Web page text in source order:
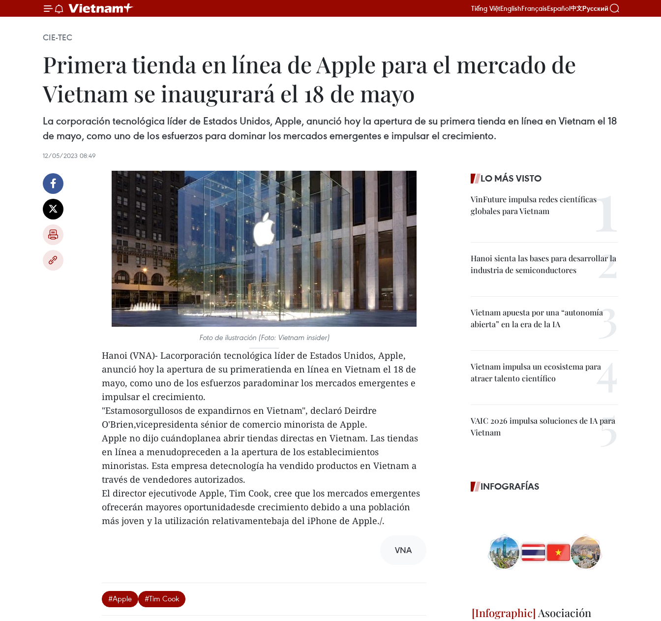
Tiếng ViệtEnglishFrançaisEspañol中文Русский
CIE-TEC
Primera tienda en línea de Apple para el mercado de
Vietnam se inaugurará el 18 de mayo
La corporación tecnológica líder de Estados Unidos, Apple, anunció hoy la apertura de su primera tienda en línea en Vietnam el 18
de mayo, como uno de los esfuerzos para dominar los mercados emergentes e impulsar el crecimiento.
12/05/2023 08:49
Foto de ilustración (Foto: Vietnam insider)
Hanoi (VNA)- Lacorporación tecnológica líder de Estados Unidos, Apple,
anunció hoy la apertura de su primeratienda en línea en Vietnam el 18 de
mayo, como uno de los esfuerzos paradominar los mercados emergentes e
impulsar el crecimiento.
"Estamosorgullosos de expandirnos en Vietnam", declaró Deirdre
O'Brien,vicepresidenta sénior de comercio minorista de Apple.
Apple no dijo cuándoplanea abrir tiendas directas en Vietnam. Las tiendas
en línea a menudopreceden a la apertura de los establecimientos
minoristas. Esta empresa detecnología ha vendido productos en Vietnam a
través de vendedores autorizados.
El director ejecutivode Apple, Tim Cook, cree que los mercados emergentes
ofrecerán mayores oportunidadesde crecimiento debido a una población
más joven y la utilización relativamentebaja del iPhone de Apple./.
VNA
#Apple #Tim Cook
LO MÁS VISTO
VinFuture impulsa redes científicas
globales para Vietnam
Hanoi sienta las bases para desarrollar la
industria de semiconductores
Vietnam apuesta por una “autonomía
abierta” en la era de la IA
Vietnam impulsa un ecosistema para
atraer talento científico
VAIC 2026 impulsa soluciones de IA para
Vietnam
INFOGRAFÍAS
Asociación